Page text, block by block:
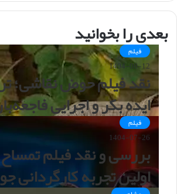
س
ت
بعدی را بخوانید
فیلم
1404-08-12
نقد فیلم حوض نقاشی؛
ایده بکر و اجرایی
فیلم
1404-07-26
بررسی و نقد فیلم
اولین تجربه کارگردانی